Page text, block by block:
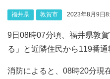
福井県 敦賀市 2023年8月9日
9日08時07分頃、福井県敦
る」と近隣住民から119番通
消防によると、08時20分現